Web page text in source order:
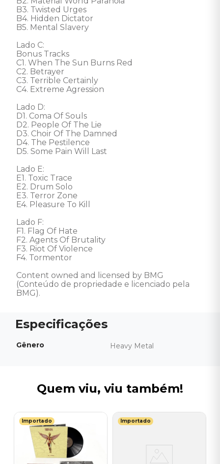
B3. Twisted Urges
B4. Hidden Dictator
B5. Mental Slavery
Lado C:
Bonus Tracks
C1. When The Sun Burns Red
C2. Betrayer
C3. Terrible Certainly
C4. Extreme Agression
Lado D:
D1. Coma Of Souls
D2. People Of The Lie
D3. Choir Of The Damned
D4. The Pestilence
D5. Some Pain Will Last
Lado E:
E1. Toxic Trace
E2. Drum Solo
E3. Terror Zone
E4. Pleasure To Kill
Lado F:
F1. Flag Of Hate
F2. Agents Of Brutality
F3. Riot Of Violence
F4. Tormentor
Content owned and licensed by BMG
(Conteúdo de propriedade e licenciado pela
BMG).
Gênero Heavy Metal
Quem viu, viu também!
Importado Importado